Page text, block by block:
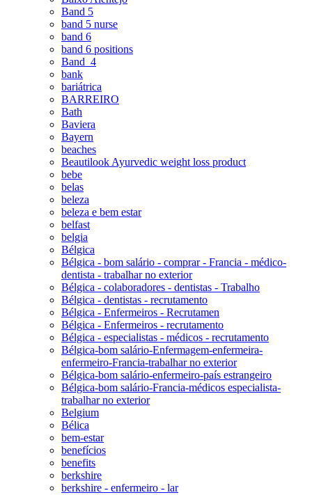
Band 5
band 5 nurse
band 6
band 6 positions
Band_4
bank
bariátrica
BARREIRO
Bath
Baviera
Bayern
beaches
Beautilook Ayurvedic weight loss product
bebe
belas
beleza
beleza e bem estar
belfast
belgia
Bélgica
Bélgica - bom salário - comprar - Francia - médico-
dentista - trabalhar no exterior
Bélgica - colaboradores - dentistas - Trabalho
Bélgica - dentistas - recrutamento
Bélgica - Enfermeiros - Recrutamen
Bélgica - Enfermeiros - recrutamento
Bélgica - especialistas - médicos - recrutamento
Bélgica-bom salário-Enfermagem-enfermeira-
enfermeiro-Francia-trabalhar no exterior
Bélgica-bom salário-enfermeiro-país estrangeiro
Bélgica-bom salário-Francia-médicos especialista-
trabalhar no exterior
Belgium
Bélica
bem-estar
benefícios
benefits
berkshire
berkshire - enfermeiro - lar